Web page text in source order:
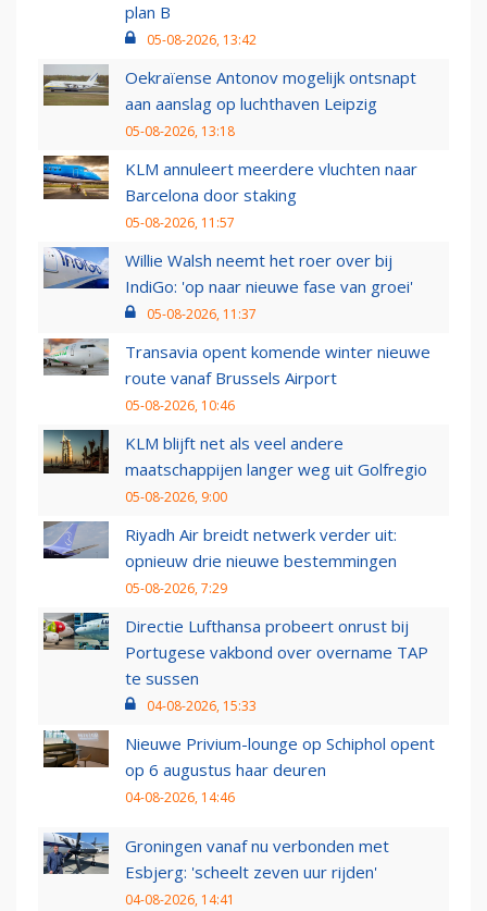
plan B
05-08-2026, 13:42
Oekraïense Antonov mogelijk ontsnapt
aan aanslag op luchthaven Leipzig
05-08-2026, 13:18
KLM annuleert meerdere vluchten naar
Barcelona door staking
05-08-2026, 11:57
Willie Walsh neemt het roer over bij
IndiGo: 'op naar nieuwe fase van groei'
05-08-2026, 11:37
Transavia opent komende winter nieuwe
route vanaf Brussels Airport
05-08-2026, 10:46
KLM blijft net als veel andere
maatschappijen langer weg uit Golfregio
05-08-2026, 9:00
Riyadh Air breidt netwerk verder uit:
opnieuw drie nieuwe bestemmingen
05-08-2026, 7:29
Directie Lufthansa probeert onrust bij
Portugese vakbond over overname TAP
te sussen
04-08-2026, 15:33
Nieuwe Privium-lounge op Schiphol opent
op 6 augustus haar deuren
04-08-2026, 14:46
Groningen vanaf nu verbonden met
Esbjerg: 'scheelt zeven uur rijden'
04-08-2026, 14:41